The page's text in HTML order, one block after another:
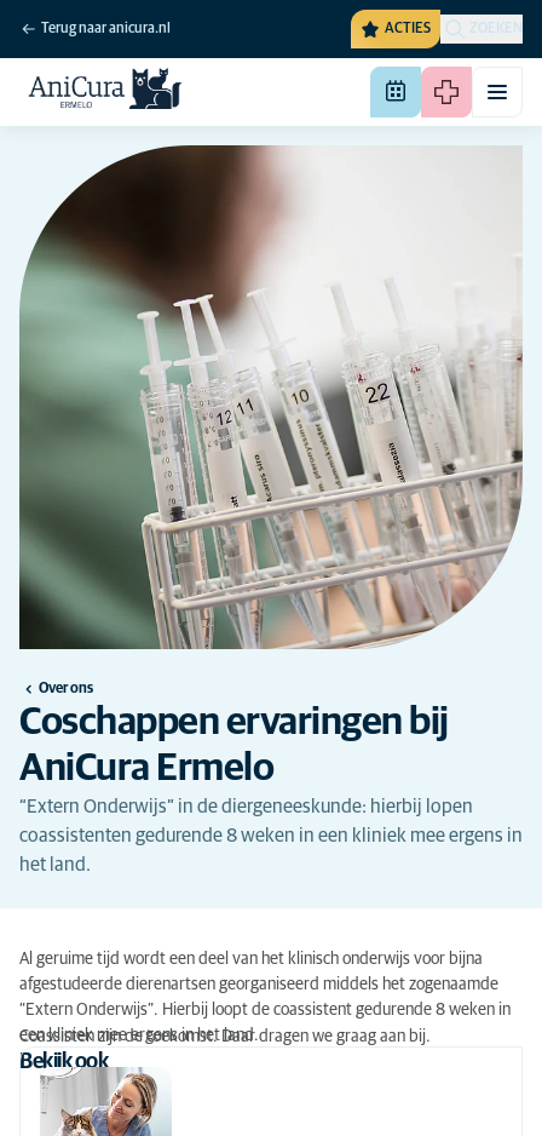
Terug naar anicura.nl ACTIES ZOEKEN
Over ons
Coschappen ervaringen bij
AniCura Ermelo
“Extern Onderwijs” in de diergeneeskunde: hierbij lopen
coassistenten gedurende 8 weken in een kliniek mee ergens in
het land.
Al geruime tijd wordt een deel van het klinisch onderwijs voor bijna
afgestudeerde dierenartsen georganiseerd middels het zogenaamde
“Extern Onderwijs”. Hierbij loopt de coassistent gedurende 8 weken in
een kliniek mee ergens in het land.
Coassisten zijn de toekomst. Daar dragen we graag aan bij.
Bekijk ook